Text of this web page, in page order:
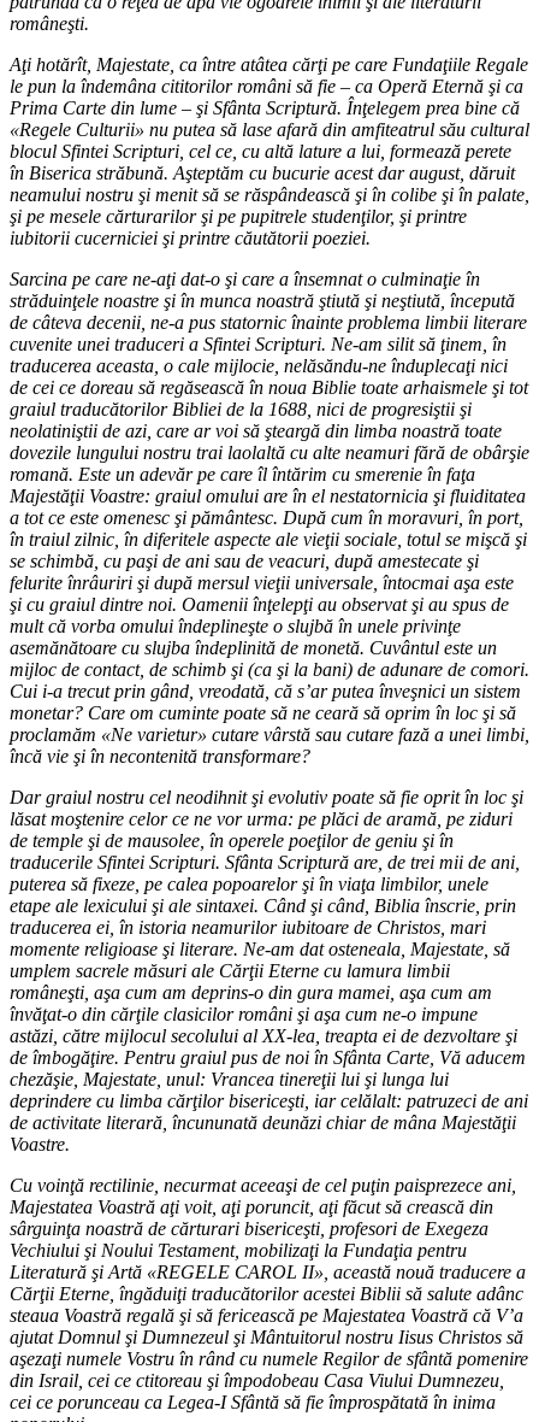
româneşti.
Aţi hotărît, Majestate, ca între atâtea cărţi pe care Fundaţiile Regale
le pun la îndemâna cititorilor români să fie – ca Operă Eternă şi ca
Prima Carte din lume – şi Sfânta Scriptură. Înţelegem prea bine că
«Regele Culturii» nu putea să lase afară din amfiteatrul său cultural
blocul Sfintei Scripturi, cel ce, cu altă lature a lui, formează perete
în Biserica străbună. Aşteptăm cu bucurie acest dar august, dăruit
neamului nostru şi menit să se răspândească şi în colibe şi în palate,
şi pe mesele cărturarilor şi pe pupitrele studenţilor, şi printre
iubitorii cucerniciei şi printre căutătorii poeziei.
Sarcina pe care ne-aţi dat-o şi care a însemnat o culminaţie în
străduinţele noastre şi în munca noastră ştiută şi neştiută, începută
de câteva decenii, ne-a pus statornic înainte problema limbii literare
cuvenite unei traduceri a Sfintei Scripturi. Ne-am silit să ţinem, în
traducerea aceasta, o cale mijlocie, nelăsăndu-ne înduplecaţi nici
de cei ce doreau să regăsească în noua Biblie toate arhaismele şi tot
graiul traducătorilor Bibliei de la 1688, nici de progresiştii şi
neolatiniştii de azi, care ar voi să şteargă din limba noastră toate
dovezile lungului nostru trai laolaltă cu alte neamuri fără de obârşie
romană. Este un adevăr pe care îl întărim cu smerenie în faţa
Majestăţii Voastre: graiul omului are în el nestatornicia şi fluiditatea
a tot ce este omenesc şi pământesc. După cum în moravuri, în port,
în traiul zilnic, în diferitele aspecte ale vieţii sociale, totul se mişcă şi
se schimbă, cu paşi de ani sau de veacuri, după amestecate şi
felurite înrâuriri şi după mersul vieţii universale, întocmai aşa este
şi cu graiul dintre noi. Oamenii înţelepţi au observat şi au spus de
mult că vorba omului îndeplineşte o slujbă în unele privinţe
asemănătoare cu slujba îndeplinită de monetă. Cuvântul este un
mijloc de contact, de schimb şi (ca şi la bani) de adunare de comori.
Cui i-a trecut prin gând, vreodată, că s’ar putea înveşnici un sistem
monetar? Care om cuminte poate să ne ceară să oprim în loc şi să
proclamăm «Ne varietur» cutare vârstă sau cutare fază a unei limbi,
încă vie şi în necontenită transformare?
Dar graiul nostru cel neodihnit şi evolutiv poate să fie oprit în loc şi
lăsat moştenire celor ce ne vor urma: pe plăci de aramă, pe ziduri
de temple şi de mausolee, în operele poeţilor de geniu şi în
traducerile Sfintei Scripturi. Sfânta Scriptură are, de trei mii de ani,
puterea să fixeze, pe calea popoarelor şi în viaţa limbilor, unele
etape ale lexicului şi ale sintaxei. Când şi când, Biblia înscrie, prin
traducerea ei, în istoria neamurilor iubitoare de Christos, mari
momente religioase şi literare. Ne-am dat osteneala, Majestate, să
umplem sacrele măsuri ale Cărţii Eterne cu lamura limbii
româneşti, aşa cum am deprins-o din gura mamei, aşa cum am
învăţat-o din cărţile clasicilor români şi aşa cum ne-o impune
astăzi, către mijlocul secolului al XX-lea, treapta ei de dezvoltare şi
de îmbogăţire. Pentru graiul pus de noi în Sfânta Carte, Vă aducem
chezăşie, Majestate, unul: Vrancea tinereţii lui şi lunga lui
deprindere cu limba cărţilor bisericeşti, iar celălalt: patruzeci de ani
de activitate literară, încununată deunăzi chiar de mâna Majestăţii
Voastre.
Cu voinţă rectilinie, necurmat aceeaşi de cel puţin paisprezece ani,
Majestatea Voastră aţi voit, aţi poruncit, aţi făcut să crească din
sârguinţa noastră de cărturari bisericeşti, profesori de Exegeza
Vechiului şi Noului Testament, mobilizaţi la Fundaţia pentru
Literatură şi Artă «REGELE CAROL II», această nouă traducere a
Cărţii Eterne, îngăduiţi traducătorilor acestei Biblii să salute adânc
steaua Voastră regală şi să fericească pe Majestatea Voastră că V’a
ajutat Domnul şi Dumnezeul şi Mântuitorul nostru Iisus Christos să
aşezaţi numele Vostru în rând cu numele Regilor de sfântă pomenire
din Israil, cei ce ctitoreau şi împodobeau Casa Viului Dumnezeu,
cei ce porunceau ca Legea-I Sfântă să fie împrospătată în inima